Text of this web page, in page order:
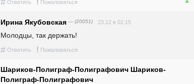
Ответить ! Пожаловаться
Ирина Якубовская — (20051) 23.12 в 02:15
Молодцы, так держать!
# Ответить ! Пожаловаться
Шариков-Полиграф-Полиграфович Шариков-
Полиграф-Полиграфович